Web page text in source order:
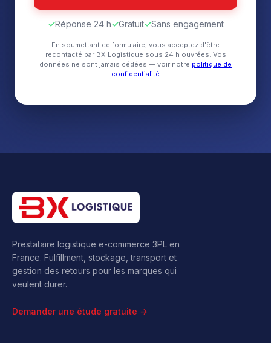
✓Réponse 24 h✓Gratuit✓Sans engagement
En soumettant ce formulaire, vous acceptez d'être
recontacté par BX Logistique sous 24 h ouvrées. Vos
données ne sont jamais cédées — voir notre politique de
confidentialité
Prestataire logistique e-commerce 3PL en
France. Fulfillment, stockage, transport et
gestion des retours pour les marques qui
veulent durer.
Demander une étude gratuite →